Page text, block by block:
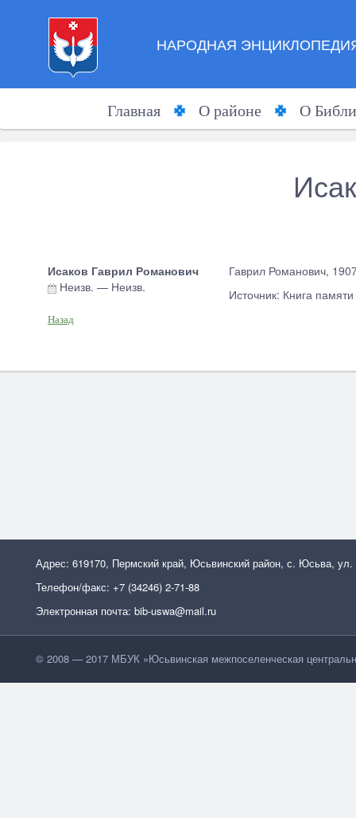
НАРОДНАЯ
Главная О районе О
Исаков Гаврил Романович
Неизв. — Неизв.
Гаврил Романович,
Источник: Книга
Назад
Адрес: 619170, Пермский край, Юсьвинский район, с. Юсьва, ул.
Телефон/факс: +7 (34246) 2-71-88
Электронная почта: bib-uswa@mail.ru
© 2008 — 2017 МБУК »Юсьвинская межпоселенческая